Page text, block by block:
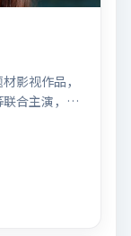
影视作品，
合主演，于
的迟疑与
而富有张
场面调度强
细节空间，
看与收藏。